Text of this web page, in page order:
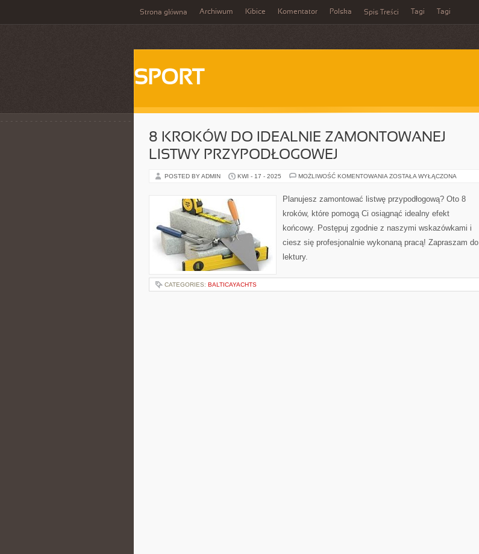
Strona główna Archiwum Kibice Komentator Polska Spis Treści Tagi Tagi
SPORT
8 KROKÓW DO IDEALNIE ZAMONTOWANEJ
LISTWY PRZYPODŁOGOWEJ
POSTED BY ADMIN KWI - 17 - 2025 MOŻLIWOŚĆ KOMENTOWANIA 8
IDEALNIE
ZAMONTOWANEJ
PRZYPODŁOGOWEJ
ZOSTAŁA WYŁĄCZONA
Planujesz zamontować listwę przypodłogową? Oto 8
kroków, które pomogą Ci osiągnąć idealny efekt
końcowy. Postępuj zgodnie z naszymi wskazówkami i
ciesz się profesjonalnie wykonaną pracą! Zapraszam do
lektury.
CATEGORIES: BALTICAYACHTS